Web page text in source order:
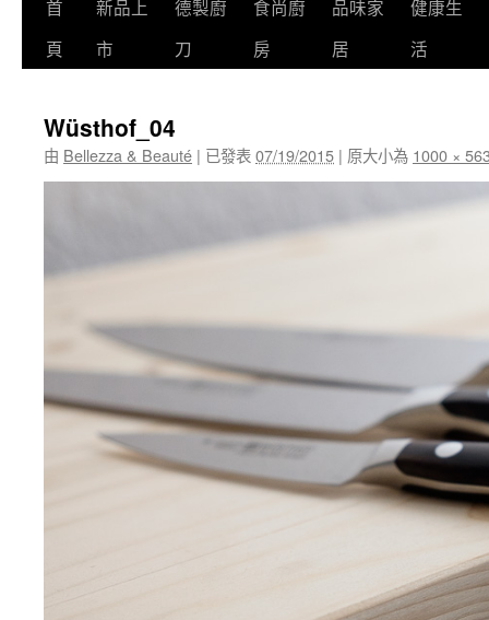
跳
容
首
頁
新品上
市
德製廚
刀
食尚廚
房
品味家
居
健康生
活
Wüsthof_04
由 Bellezza & Beauté | 已發表07/19/2015 | 原大小為 1000 ×